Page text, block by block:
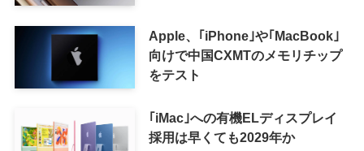
Apple、｢iPhone｣や｢MacBook｣
向けで中国CXMTのメモリチップ
をテスト
｢iMac｣への有機ELディスプレイ
採用は早くても2029年か